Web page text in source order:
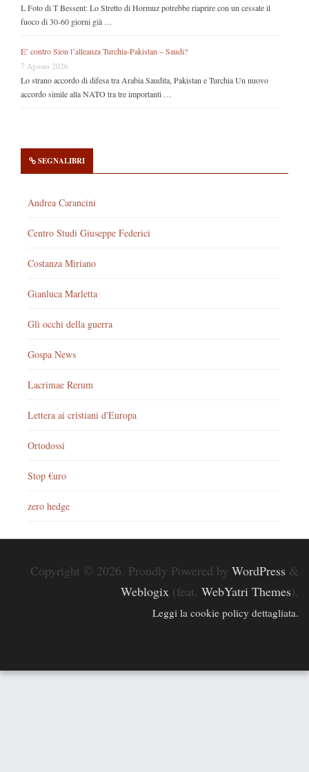
L Foto di T Bessent: Lo Stretto di Hormuz potrebbe riaprire con un cessate il
fuoco di 30-60 giorni già …
E’ contro Sion l’alleanza Turchia-Pakistan – Saudi?
7 Agosto 2026
Lo strano accordo di difesa tra Arabia Saudita, Pakistan e Turchia Un nuovo
accordo simile alla NATO tra tre importanti …
SEGNALIBRI
Andrea Carancini
Centro Studi Giuseppe Federici
Costanza Miriano
Gianluca Marletta
Gli occhi della guerra
Gospa News
Lacrimae Rerum
Lettera ai cristiani d'Europa
Ortodossi
Stop €uro
zero hedge
Copyright © 2026. Proudly Powered by WordPress &
Weblogix (feat. WebYatri Themes).
Leggi la cookie policy dettagliata.